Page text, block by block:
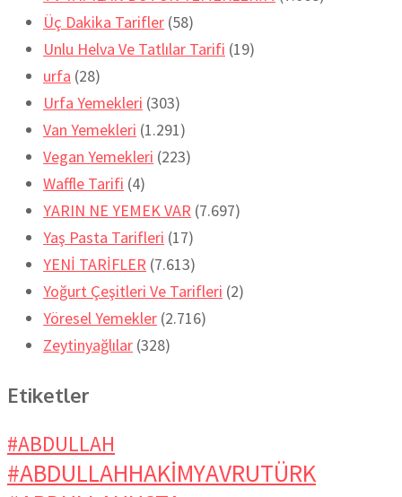
Üç Dakika Tarifler (58)
Unlu Helva Ve Tatlılar Tarifi (19)
urfa (28)
Urfa Yemekleri (303)
Van Yemekleri (1.291)
Vegan Yemekleri (223)
Waffle Tarifi (4)
YARIN NE YEMEK VAR (7.697)
Yaş Pasta Tarifleri (17)
YENİ TARİFLER (7.613)
Yoğurt Çeşitleri Ve Tarifleri (2)
Yöresel Yemekler (2.716)
Zeytinyağlılar (328)
Etiketler
#ABDULLAH
#ABDULLAHHAKİMYAVRUTÜRK